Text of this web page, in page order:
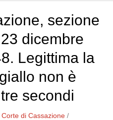
sezione
dicembre
Legittima la
non è
secondi
Corte di Cassazione /